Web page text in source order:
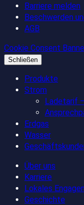
Barriere melden
Beschwerden
AGB
Cookie Consent
Schließen
Produkte
Strom
Ladetarif
Erdgas
Wasser
Über uns
Karriere
Lokales
Geschichte